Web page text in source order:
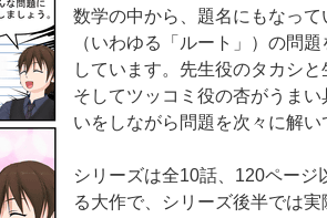
数学の中から、題名にもなって
（いわゆる「ルート」）の問
しています。先生役のタカシと
そしてツッコミ役の杏がうまい
いをしながら問題を次々に解い
シリーズは全10話、120ページ
る大作で、シリーズ後半では実